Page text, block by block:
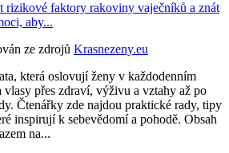
rizikové faktory rakoviny vaječníků a znát
aby...
ze zdrojů Krasnezeny.eu
která oslovují ženy v každodenním
přes zdraví, výživu a vztahy až po
Čtenářky zde najdou praktické rady, tipy
inspirují k sebevědomí a pohodě. Obsah
na...